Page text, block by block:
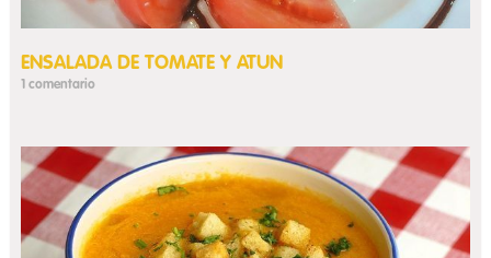
ENSALADA DE TOMATE Y ATUN
1 comentario